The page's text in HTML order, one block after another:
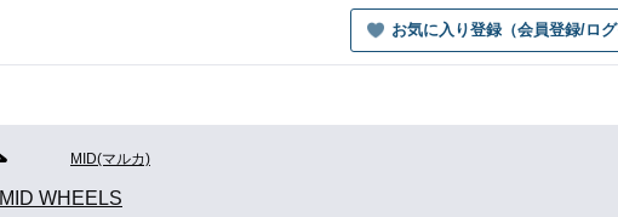
お気に入り登録（会員登録/ロ
MID(マルカ)
MID WHEELS